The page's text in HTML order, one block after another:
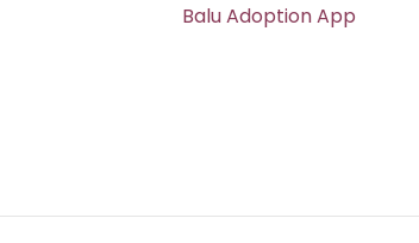
Balu Adoption App